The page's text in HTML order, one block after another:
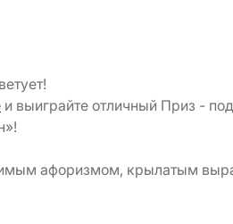
и выиграйте отличный Приз -
афоризмом, крылатым